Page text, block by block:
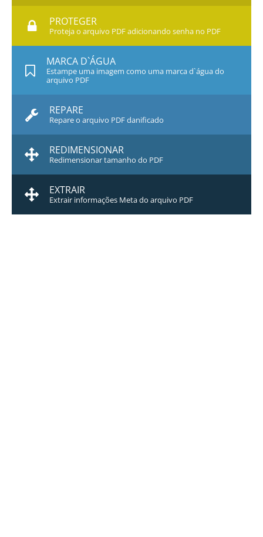
PROTEGER
Proteja o arquivo PDF adicionando senha no PDF
MARCA D`ÁGUA
Estampe uma imagem como uma marca d`água do
arquivo PDF
REPARE
Repare o arquivo PDF danificado
REDIMENSIONAR
Redimensionar tamanho do PDF
EXTRAIR
Extrair informações Meta do arquivo PDF